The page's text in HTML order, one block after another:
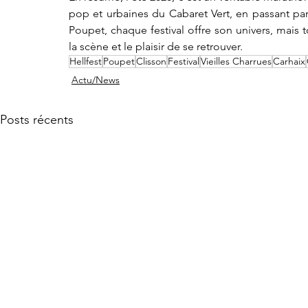
pop et urbaines du Cabaret Vert, en passant
Poupet, chaque festival offre son univers,
la scène et le plaisir de se retrouver.
HellfestPoupetClisson FestivalVieilles CharruesCarhaix
Actu/News
Posts récents